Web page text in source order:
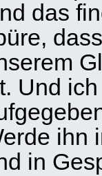
das
Und
ihn
in